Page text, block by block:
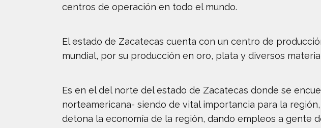
centros de operación en todo el mundo.
El estado de Zacatecas cuenta con un centro de
mundial, por su producción en oro, plata y diversos
Es en el del norte del estado de Zacatecas donde se
norteamericana- siendo de vital importancia para la
detona la economía de la región, dando empleos a gente